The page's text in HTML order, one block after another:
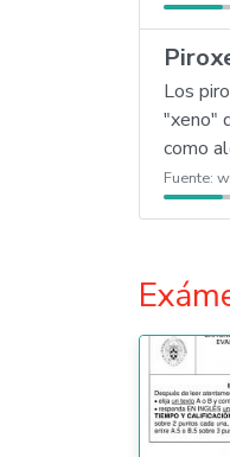
Los
"xeno"
como
Fuente: